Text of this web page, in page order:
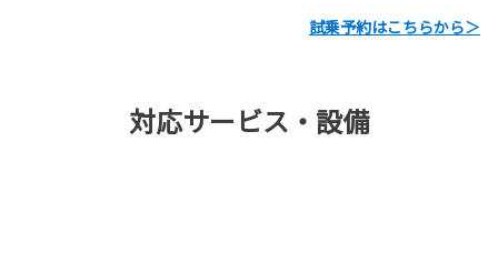
試乗予約はこちらから＞
対応サービス・設備